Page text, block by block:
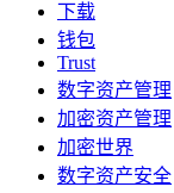
下载
钱包
Trust
数字资产管理
加密资产管理
加密世界
数字资产安全